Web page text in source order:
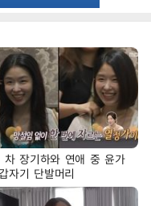
차 장기하와 연애 중 윤가
자기 단발머리